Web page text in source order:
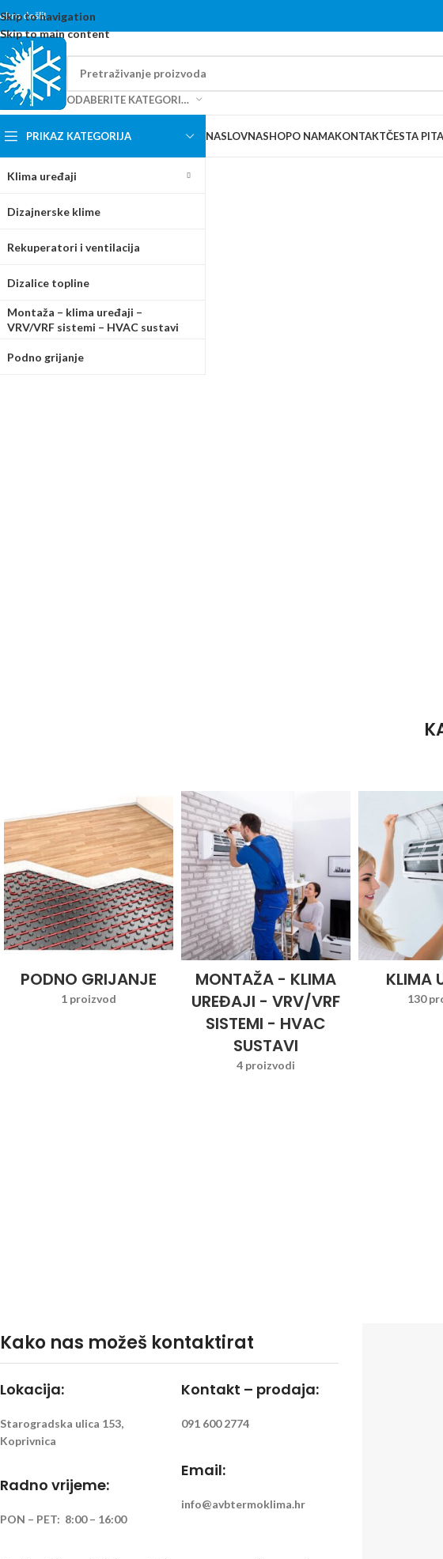
Skip to navigation
Skip to main content
došli!
ODABERITE KATEGORIJU
PRIKAZ KATEGORIJA
Klima uređaji
Dizajnerske klime
Rekuperatori i ventilacija
Dizalice topline
Montaža – klima uređaji –
VRV/VRF sistemi – HVAC sustavi
Podno grijanje
NASLOVNASHOPO NAMAKONTAKTČESTA
PODNO GRIJANJE
1 proizvod
MONTAŽA - KLIMA
UREĐAJI - VRV/VRF
SISTEMI - HVAC
SUSTAVI
4 proizvodi
KLIMA
130
Kako nas možeš kontaktirat
Lokacija:
Starogradska ulica 153,
Koprivnica
Radno vrijeme:
PON – PET: 8:00 – 16:00
Kontakt – prodaja:
091 600 2774
Email:
info@avbtermoklima.hr